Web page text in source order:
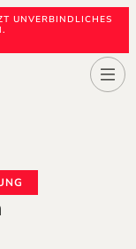
UNVERBINDLICHES